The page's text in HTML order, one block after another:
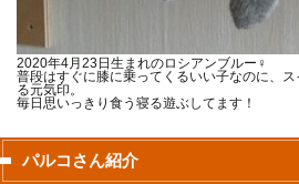
2020年4月23日生まれのロシアンブルー♀
普段はすぐに膝に乗ってくるいい子なのに、
る元気印。
毎日思いっきり食う寝る遊ぶしてます！
パルコさん紹介